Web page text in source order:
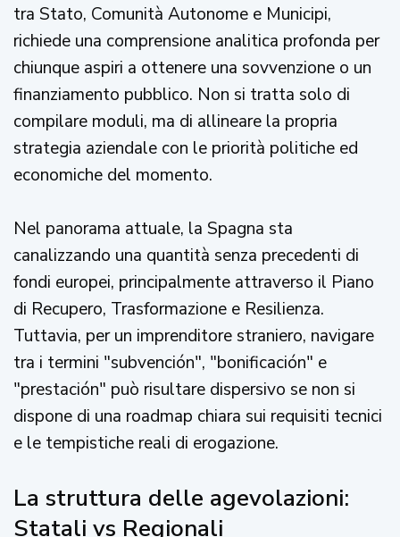
tra Stato, Comunità Autonome e Municipi,
richiede una comprensione analitica profonda per
chiunque aspiri a ottenere una sovvenzione o un
finanziamento pubblico. Non si tratta solo di
compilare moduli, ma di allineare la propria
strategia aziendale con le priorità politiche ed
economiche del momento.
Nel panorama attuale, la Spagna sta
canalizzando una quantità senza precedenti di
fondi europei, principalmente attraverso il Piano
di Recupero, Trasformazione e Resilienza.
Tuttavia, per un imprenditore straniero, navigare
tra i termini "subvención", "bonificación" e
"prestación" può risultare dispersivo se non si
dispone di una roadmap chiara sui requisiti tecnici
e le tempistiche reali di erogazione.
La struttura delle agevolazioni:
Statali vs Regionali